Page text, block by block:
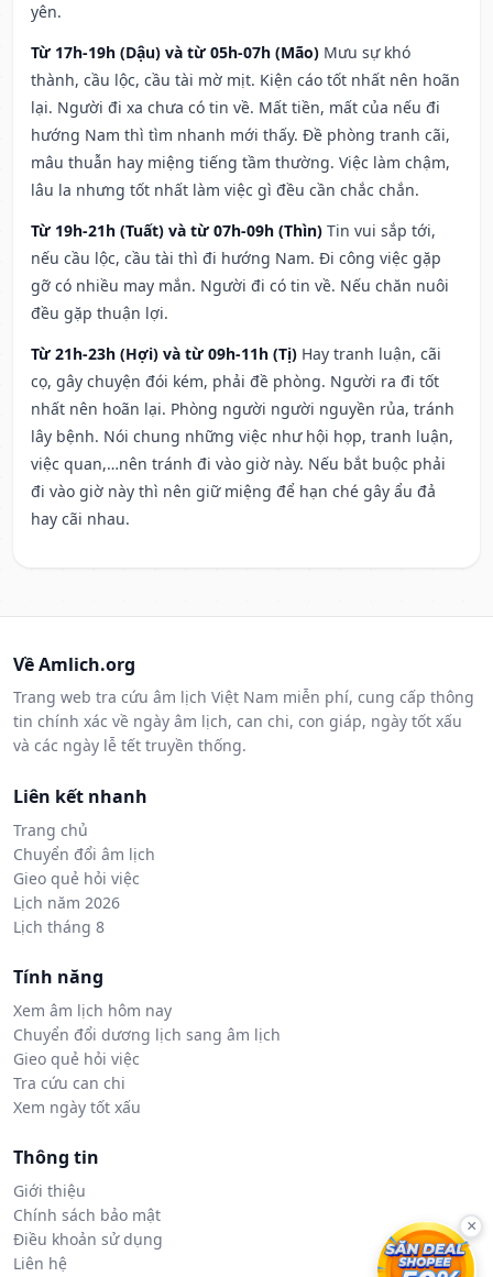
yên.
Từ 17h-19h (Dậu) và từ 05h-07h (Mão) Mưu sự khó
thành, cầu lộc, cầu tài mờ mịt. Kiện cáo tốt nhất nên hoãn
lại. Người đi xa chưa có tin về. Mất tiền, mất của nếu đi
hướng Nam thì tìm nhanh mới thấy. Đề phòng tranh cãi,
mâu thuẫn hay miệng tiếng tầm thường. Việc làm chậm,
lâu la nhưng tốt nhất làm việc gì đều cần chắc chắn.
Từ 19h-21h (Tuất) và từ 07h-09h (Thìn) Tin vui sắp tới,
nếu cầu lộc, cầu tài thì đi hướng Nam. Đi công việc gặp
gỡ có nhiều may mắn. Người đi có tin về. Nếu chăn nuôi
đều gặp thuận lợi.
Từ 21h-23h (Hợi) và từ 09h-11h (Tị) Hay tranh luận, cãi
cọ, gây chuyện đói kém, phải đề phòng. Người ra đi tốt
nhất nên hoãn lại. Phòng người người nguyền rủa, tránh
lây bệnh. Nói chung những việc như hội họp, tranh luận,
việc quan,…nên tránh đi vào giờ này. Nếu bắt buộc phải
đi vào giờ này thì nên giữ miệng để hạn ché gây ẩu đả
hay cãi nhau.
Về Amlich.org
Trang web tra cứu âm lịch Việt Nam miễn phí, cung cấp thông
tin chính xác về ngày âm lịch, can chi, con giáp, ngày tốt xấu
và các ngày lễ tết truyền thống.
Liên kết nhanh
Trang chủ
Chuyển đổi âm lịch
Gieo quẻ hỏi việc
Lịch năm 2026
Lịch tháng 8
Tính năng
Xem âm lịch hôm nay
Chuyển đổi dương lịch sang âm lịch
Gieo quẻ hỏi việc
Tra cứu can chi
Xem ngày tốt xấu
Thông tin
Giới thiệu
Chính sách bảo mật
Điều khoản sử dụng
Liên hệ
×